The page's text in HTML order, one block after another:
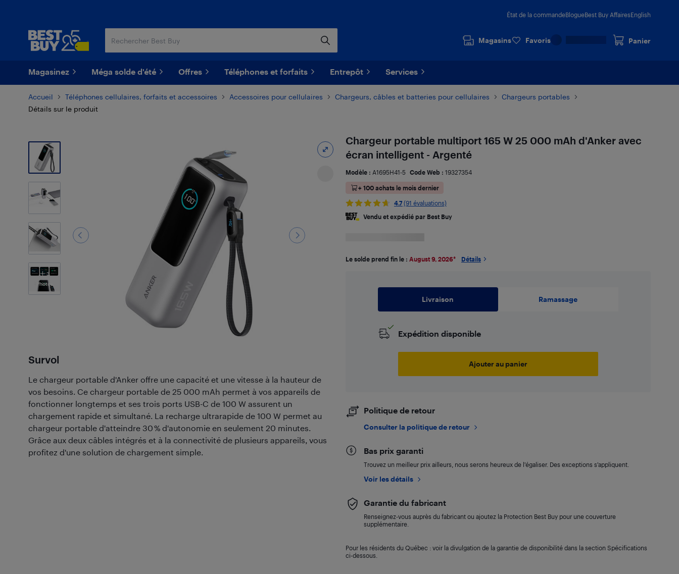
État de la commandeBlogueBest Buy AffairesEnglish
Magasins Favoris Panier
Magasinez Méga solde d'été Offres Téléphones et forfaits Entrepôt Services
Accueil Téléphones cellulaires, forfaits et accessoires Accessoires pour cellulaires Chargeurs, câbles et batteries pour cellulaires
Chargeurs portables
Détails sur le produit
3
Photos
Survol
Le chargeur portable d'Anker offre une capacité et une vitesse à la hauteur de
vos besoins. Ce chargeur portable de 25 000 mAh permet à vos appareils de
fonctionner longtemps et ses trois ports USB-C de 100 W assurent un
chargement rapide et simultané. La recharge ultrarapide de 100 W permet au
chargeur portable d'atteindre 30 % d'autonomie en seulement 20 minutes.
Grâce aux deux câbles intégrés et à la connectivité de plusieurs appareils, vous
profitez d'une solution de chargement simple.
Chargeur portable multiport 165 W 25 000 mAh d'Anker avec
écran intelligent - Argenté
Modèle : A1695H41-5 Code Web : 19327354
+ 100 achats le mois dernier
4.7 (91 évaluations)
Vendu et expédié par Best Buy
Le solde prend fin le : August 9, 2026* Détails
Livraison Ramassage
Expédition disponible
Ajouter au panier
Politique de retour
Consulter la politique de retour
Bas prix garanti
Trouvez un meilleur prix ailleurs, nous serons heureux de l’égaliser. Des exceptions s’appliquent.
Voir les détails
Garantie du fabricant
Renseignez-vous auprès du fabricant ou ajoutez la Protection Best Buy pour une couverture
supplémentaire.
Pour les résidents du Québec : voir la divulgation de la garantie de disponibilité dans la section Spécifications
ci-dessous.